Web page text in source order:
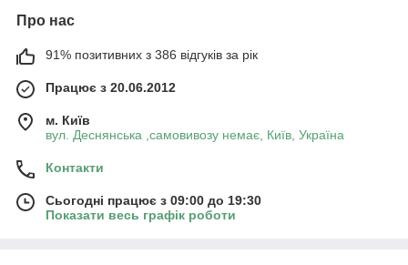
Про нас
91% позитивних з 386 відгуків за рік
Працює з 20.06.2012
м. Київ
вул. Деснянська ,самовивозу немає, Київ, Україна
Контакти
Сьогодні працює з 09:00 до 19:30
Показати весь графік роботи